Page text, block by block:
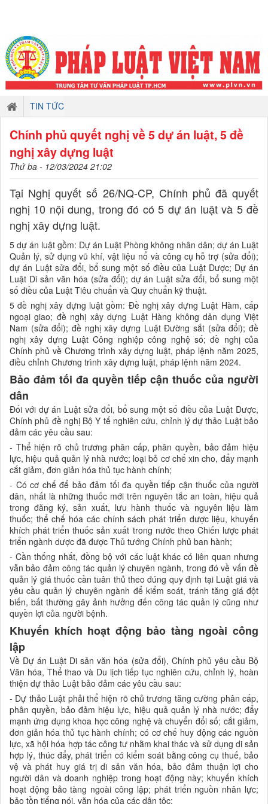
TIN TỨC
Chính phủ quyết nghị về 5 dự án luật, 5 đề
nghị xây dựng luật
Thứ ba - 12/03/2024 21:02
Tại Nghị quyết số 26/NQ-CP, Chính phủ đã quyết
nghị 10 nội dung, trong đó có 5 dự án luật và 5 đề
nghị xây dựng luật.
5 dự án luật gồm: Dự án Luật Phòng không nhân dân; dự án Luật
Quản lý, sử dụng vũ khí, vật liệu nổ và công cụ hỗ trợ (sửa đổi);
dự án Luật sửa đổi, bổ sung một số điều của Luật Dược; Dự án
Luật Di sản văn hóa (sửa đổi); dự án Luật sửa đổi, bổ sung một
số điều của Luật Tiêu chuẩn và Quy chuẩn kỹ thuật.
5 đề nghị xây dựng luật gồm: Đề nghị xây dựng Luật Hàm, cấp
ngoại giao; đề nghị xây dựng Luật Hàng không dân dụng Việt
Nam (sửa đổi); đề nghị xây dựng Luật Đường sắt (sửa đổi); đề
nghị xây dựng Luật Công nghiệp công nghệ số; đề nghị của
Chính phủ về Chương trình xây dựng luật, pháp lệnh năm 2025,
điều chỉnh Chương trình xây dựng luật, pháp lệnh năm 2024.
Bảo đảm tối đa quyền tiếp cận thuốc của người
dân
Đối với dự án Luật sửa đổi, bổ sung một số điều của Luật Dược,
Chính phủ đề nghị Bộ Y tế nghiên cứu, chỉnh lý dự thảo Luật bảo
đảm các yêu cầu sau:
- Thể hiện rõ chủ trương phân cấp, phân quyền, bảo đảm hiệu
lực, hiệu quả quản lý nhà nước; loại bỏ cơ chế xin cho, đẩy mạnh
cắt giảm, đơn giản hóa thủ tục hành chính;
- Có cơ chế để bảo đảm tối đa quyền tiếp cận thuốc của người
dân, nhất là những thuốc mới trên nguyên tắc an toàn, hiệu quả
trong đăng ký, sản xuất, lưu hành thuốc và nguyên liệu làm
thuốc; thể chế hóa các chính sách phát triển dược liệu, khuyến
khích phát triển thuốc sản xuất trong nước theo Chiến lược phát
triển ngành dược đã được Thủ tướng Chính phủ ban hành;
- Cần thống nhất, đồng bộ với các luật khác có liên quan nhưng
vẫn bảo đảm công tác quản lý chuyên ngành, trong đó về vấn đề
quản lý giá thuốc cần tuân thủ theo đúng quy định tại Luật giá và
yêu cầu quản lý chuyên ngành để kiểm soát, tránh tăng giá đột
biến, bất thường gây ảnh hưởng đến công tác quản lý cũng như
quyền lợi của người bệnh.
Khuyến khích hoạt động bảo tàng ngoài công
lập
Về Dự án Luật Di sản văn hóa (sửa đổi), Chính phủ yêu cầu Bộ
Văn hóa, Thể thao và Du lịch tiếp tục nghiên cứu, chỉnh lý, hoàn
thiện dự thảo Luật bảo đảm các yêu cầu sau:
- Dự thảo Luật phải thể hiện rõ chủ trương tăng cường phân cấp,
phân quyền, bảo đảm hiệu lực, hiệu quả quản lý nhà nước; đẩy
mạnh ứng dụng khoa học công nghệ và chuyển đổi số; cắt giảm,
đơn giản hóa thủ tục hành chính; có cơ chế huy động các nguồn
lực, xã hội hóa hợp tác công tư nhằm khai thác và sử dụng di sản
hợp lý, thúc đẩy, phát triển có kiểm soát bằng công cụ thuế, bảo
vệ và phát huy giá trị di sản văn hóa, bảo đảm thuận lợi cho
người dân và doanh nghiệp trong hoạt động này; khuyến khích
hoạt động bảo tàng ngoài công lập; phát triển nguồn nhân lực;
bảo tồn tiếng nói, văn hóa của các dân tộc;